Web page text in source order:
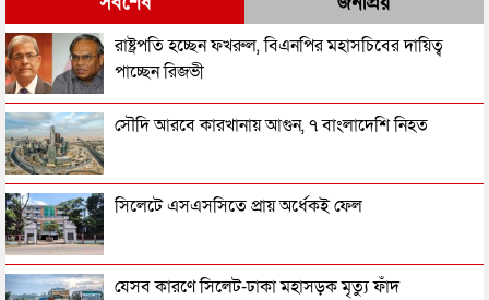
মেয়ের ছবি না তোলার অনুরোধ জানিয়ে কারিনা কায়সারের
মা বললেন, ‘এগুলো ধর্মের পরিপন্থী’
থালাপতির শপথের পর রহস্যময় বার্তা অভিনেত্রী তৃষার
যে সিনেমায় সালমানের চেয়ে বেশি পারিশ্রমিক পেয়েছিলেন
নায়িকা
সৌদি আরব গেলে আরও ওয়েস্টার্ন ড্রেস কিনব : মারিয়া মিম
রাষ্ট্রপতি হচ্ছেন ফখরুল, বিএনপির মহাসচিবের দায়িত্ব
পাচ্ছেন রিজভী
সৌদি আরবে কারখানায় আগুন, ৭ বাংলাদেশি নিহত
সিলেটে এসএসসিতে প্রায় অর্ধেকই ফেল
যেসব কারণে সিলেট-ঢাকা মহাসড়ক মৃত্যু ফাঁদ